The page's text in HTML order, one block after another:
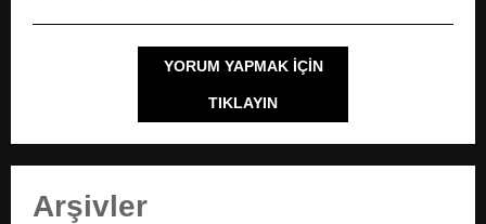
YORUM YAPMAK IÇIN
TIKLAYIN
Arşivler